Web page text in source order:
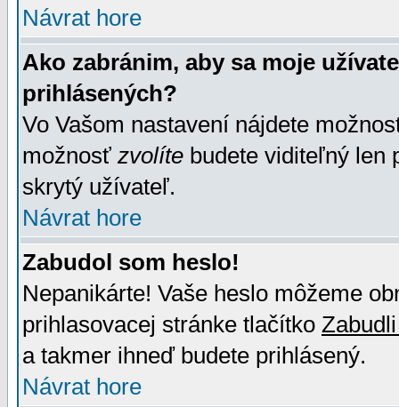
Návrat hore
Ako zabránim, aby sa moje
prihlásených?
Vo Vašom nastavení nájdete
možnosť zvolíte budete viditeľný len
skrytý užívateľ.
Návrat hore
Zabudol som heslo!
Nepanikárte! Vaše heslo môžeme
prihlasovacej stránke tlačítko
a takmer ihneď budete prihlásený.
Návrat hore